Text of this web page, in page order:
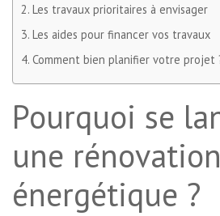
Les travaux prioritaires à envisager
Les aides pour financer vos travaux
Comment bien planifier votre projet
Pourquoi se
une rénovation
énergétique ?